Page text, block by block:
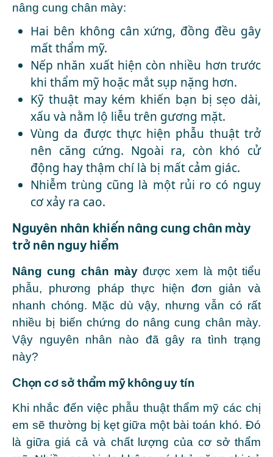
nâng cung chân mày:
Hai bên không cân xứng, đồng đều gây
mất thẩm mỹ.
Nếp nhăn xuất hiện còn nhiều hơn trước
khi thẩm mỹ hoặc mắt sụp nặng hơn.
Kỹ thuật may kém khiến bạn bị sẹo dài,
xấu và nằm lộ liễu trên gương mặt.
Vùng da được thực hiện phẫu thuật trở
nên căng cứng. Ngoài ra, còn khó cử
động hay thậm chí là bị mất cảm giác.
Nhiễm trùng cũng là một rủi ro có nguy
cơ xảy ra cao.
Nguyên nhân khiến nâng cung chân mày
trở nên nguy hiểm
Nâng cung chân màyđược xem là một tiểu
phẫu, phương pháp thực hiện đơn giản và
nhanh chóng. Mặc dù vậy, nhưng vẫn có rất
nhiều bị biến chứng do nâng cung chân mày.
Vậy nguyên nhân nào đã gây ra tình trạng
này?
Chọn cơ sở thẩm mỹ không uy tín
Khi nhắc đến việc phẫu thuật thẩm mỹ các chị
em sẽ thường bị kẹt giữa một bài toán khó. Đó
là giữa giá cả và chất lượng của cơ sở thẩm